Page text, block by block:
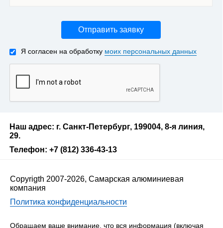
Отправить заявку
Я согласен на обработку моих персональных данных
Наш адрес: г. Санкт-Петербург, 199004, 8-я линия,
29.
Телефон: +7 (812) 336-43-13
Copyrigth 2007-2026, Самарская алюминиевая
компания
Политика конфиденциальности
Обращаем ваше внимание, что вся информация (включая